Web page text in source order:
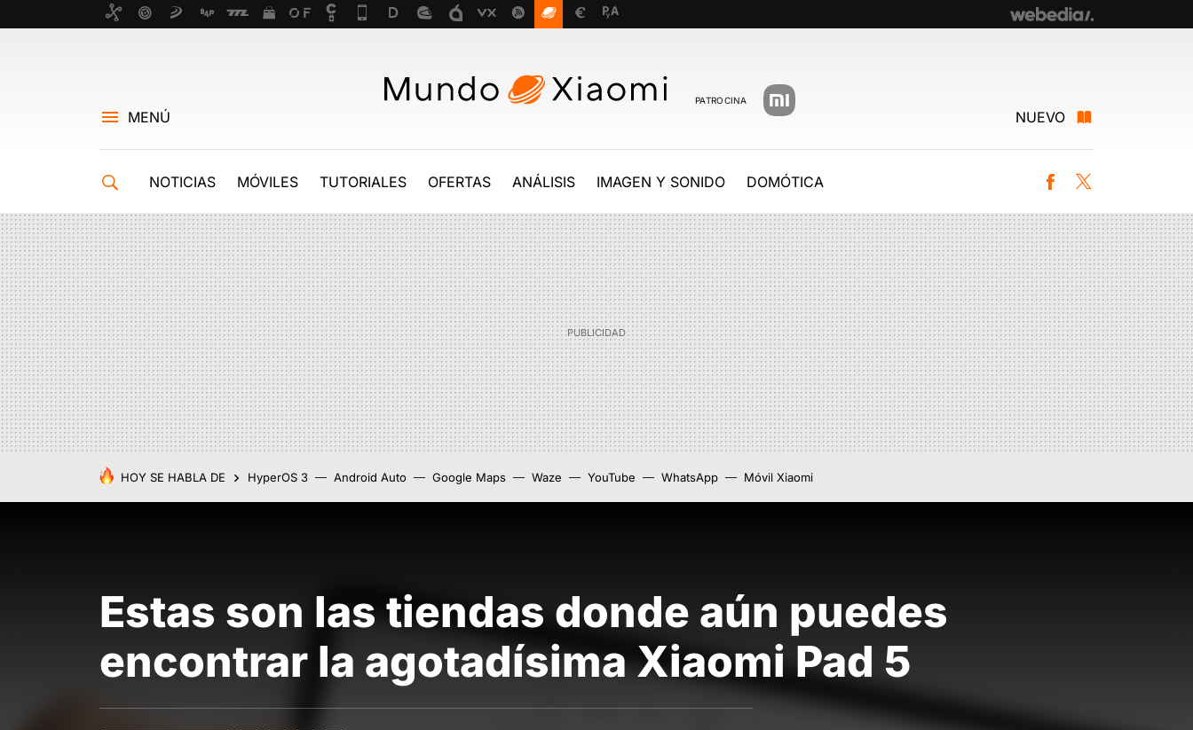
PATROCINA
MENÚ NUEVO
NOTICIAS MÓVILES TUTORIALES OFERTAS ANÁLISIS IMAGEN Y SONIDO DOMÓTICA Facebook
HOY SE HABLA DE HyperOS 3 Android Auto Google Maps Waze YouTube WhatsApp Móvil Xiaomi
Estas son las tiendas donde aún puedes
encontrar la agotadísima Xiaomi Pad 5